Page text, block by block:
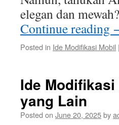
elegan dan
Continue reading
Posted in Ide Modifikasi Mobil |
Ide
yang Lain
Posted on June 20, 2025by